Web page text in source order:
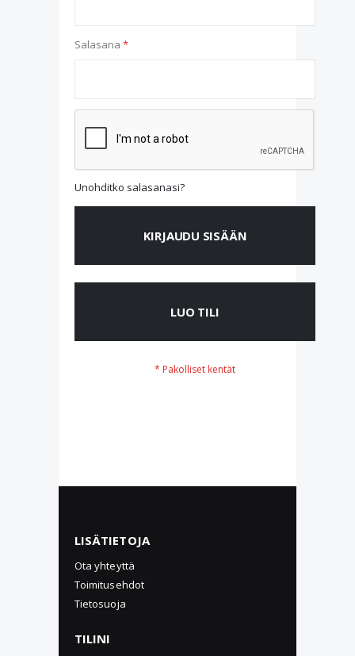
Salasana
Unohditko salasanasi?
KIRJAUDU SISÄÄN
LUO TILI
LISÄTIETOJA
Ota yhteyttä
Toimitusehdot
Tietosuoja
TILINI